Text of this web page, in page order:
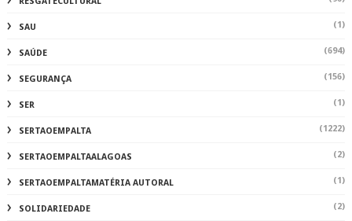
SAU (1)
SAÚDE (694)
SEGURANÇA (156)
SER (1)
SERTAOEMPALTA (1222)
SERTAOEMPALTAALAGOAS (2)
SERTAOEMPALTAMATÉRIA AUTORAL (1)
SOLIDARIEDADE (2)